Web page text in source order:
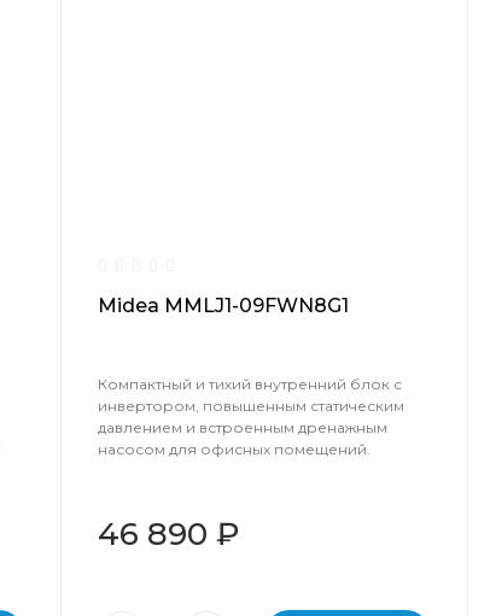
Midea MMLJ1-09FWN8G1
Компактный и тихий внутренний блок с
инвертором, повышенным статическим
давлением и встроенным дренажным
насосом для офисных помещений.
46 890 ₽